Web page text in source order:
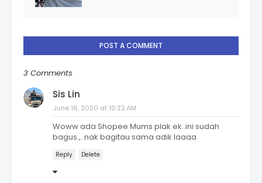
POST A COMMENT
3 Comments
Sis Lin
June 16, 2020 at 10:22 AM
Woww ada Shopee Mums plak ek..ini sudah
bagus.,..nak bagitau sama adik laaaa
Reply Delete